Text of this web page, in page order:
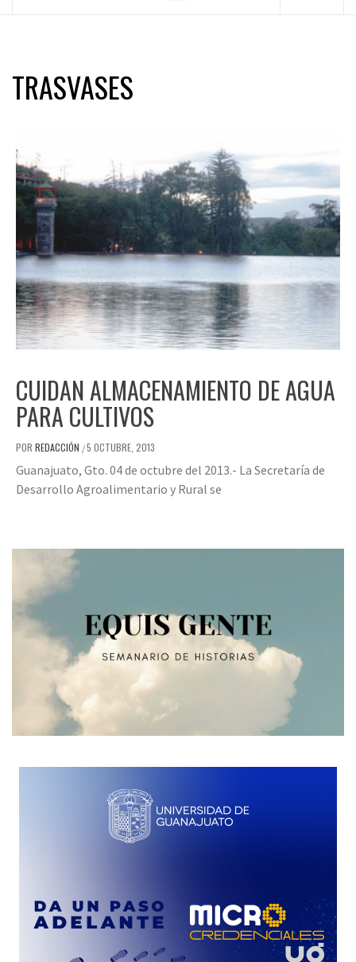
TRASVASES
CUIDAN ALMACENAMIENTO DE AGUA
PARA CULTIVOS
POR REDACCIÓN /5 OCTUBRE, 2013
Guanajuato, Gto. 04 de octubre del 2013.- La Secretaría de
Desarrollo Agroalimentario y Rural se